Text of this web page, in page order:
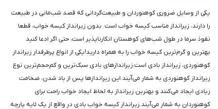
یکی از وسایل ضروری کوهنوردان و طبیعت‌گردانی که قصد شب‌مانی در طبیعت
را دارند، زیرانداز مناسب کیسه خواب است. بدون زیرانداز کیسه خواب، قطعا
نفوذ سرما در طول شب‌های کوهستان انکارناپذیر است، حتی اگر ادعا کنید
بهترین و گرم‌ترین کیسه خواب را به همراه دارید!یکی از انواع پرطرفدار زیرانداز
کوهنوردی، زیرانداز بادی است.زیراندازهای بادی سبک‌ترین و کم‌حجم‌ترین نوع
زیرانداز کوهنوردی به شمار می‌آیند.این زیراندازها پس از باد شدن، ضخامت
زیادی ایجاد می‌کنند و بهترین زیرانداز به لحاظ ایجاد خواب راحت برای
کوهنوردان به شمار می‌آیند.زیرانداز کیسه خواب بادی در واقع از یک لایه پارچه